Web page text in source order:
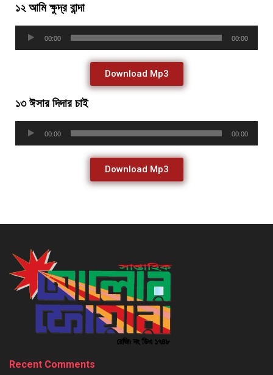
১২ আমি ক্ষুদ্র বান্দা
00:00 00:00
Download Mp3
১৩ ঈসার দিদার চাই
00:00 00:00
Download Mp3
Recent Comments